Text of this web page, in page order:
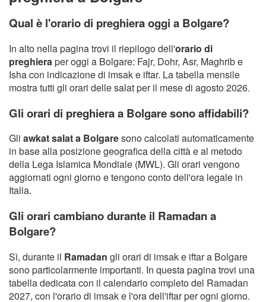
Qual è l'orario di preghiera oggi a Bolgare?
In alto nella pagina trovi il riepilogo dell'orario di
preghieraper oggi a Bolgare: Fajr, Dohr, Asr, Maghrib e
Isha con indicazione di imsak e iftar. La tabella mensile
mostra tutti gli orari delle salat per il mese di agosto 2026.
Gli orari di preghiera a Bolgare sono affidabili?
Gli awkat salat a Bolgaresono calcolati automaticamente
in base alla posizione geografica della città e al metodo
della Lega Islamica Mondiale (MWL). Gli orari vengono
aggiornati ogni giorno e tengono conto dell'ora legale in
Italia.
Gli orari cambiano durante il Ramadan a
Bolgare?
Sì, durante il Ramadan gli orari di imsak e iftar a Bolgare
sono particolarmente importanti. In questa pagina trovi una
tabella dedicata con il calendario completo del Ramadan
2027, con l'orario di imsak e l'ora dell'iftar per ogni giorno.